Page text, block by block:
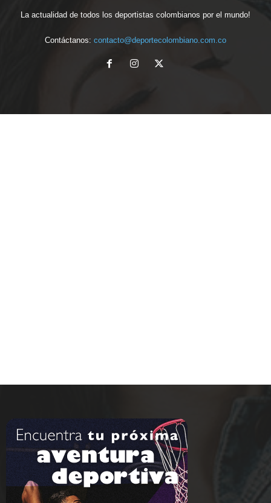
La actualidad de todos los deportistas colombianos por el mundo!
Contáctanos: contacto@deportecolombiano.com.co